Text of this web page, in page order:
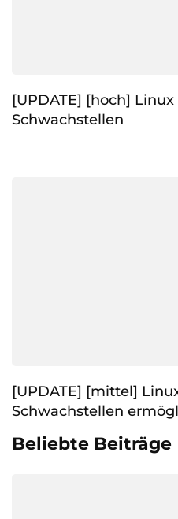
[UPDATE] [hoch]
Schwachstellen
[UPDATE] [mittel]
Schwachstellen
Beliebte Beiträge